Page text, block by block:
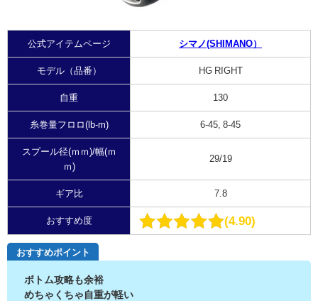
公式アイテムページ シマノ(SHIMANO）
モデル（品番） HG RIGHT
自重 130
糸巻量フロロ(lb-m) 6-45, 8-45
スプール径(ｍｍ)/幅(ｍ
ｍ)
29/19
ギア比 7.8
おすすめ度 4.90
おすすめポイント
ボトム攻略も余裕
めちゃくちゃ自重が軽い